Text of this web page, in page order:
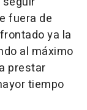
fuera de
ya la
al máximo
prestar
tiempo